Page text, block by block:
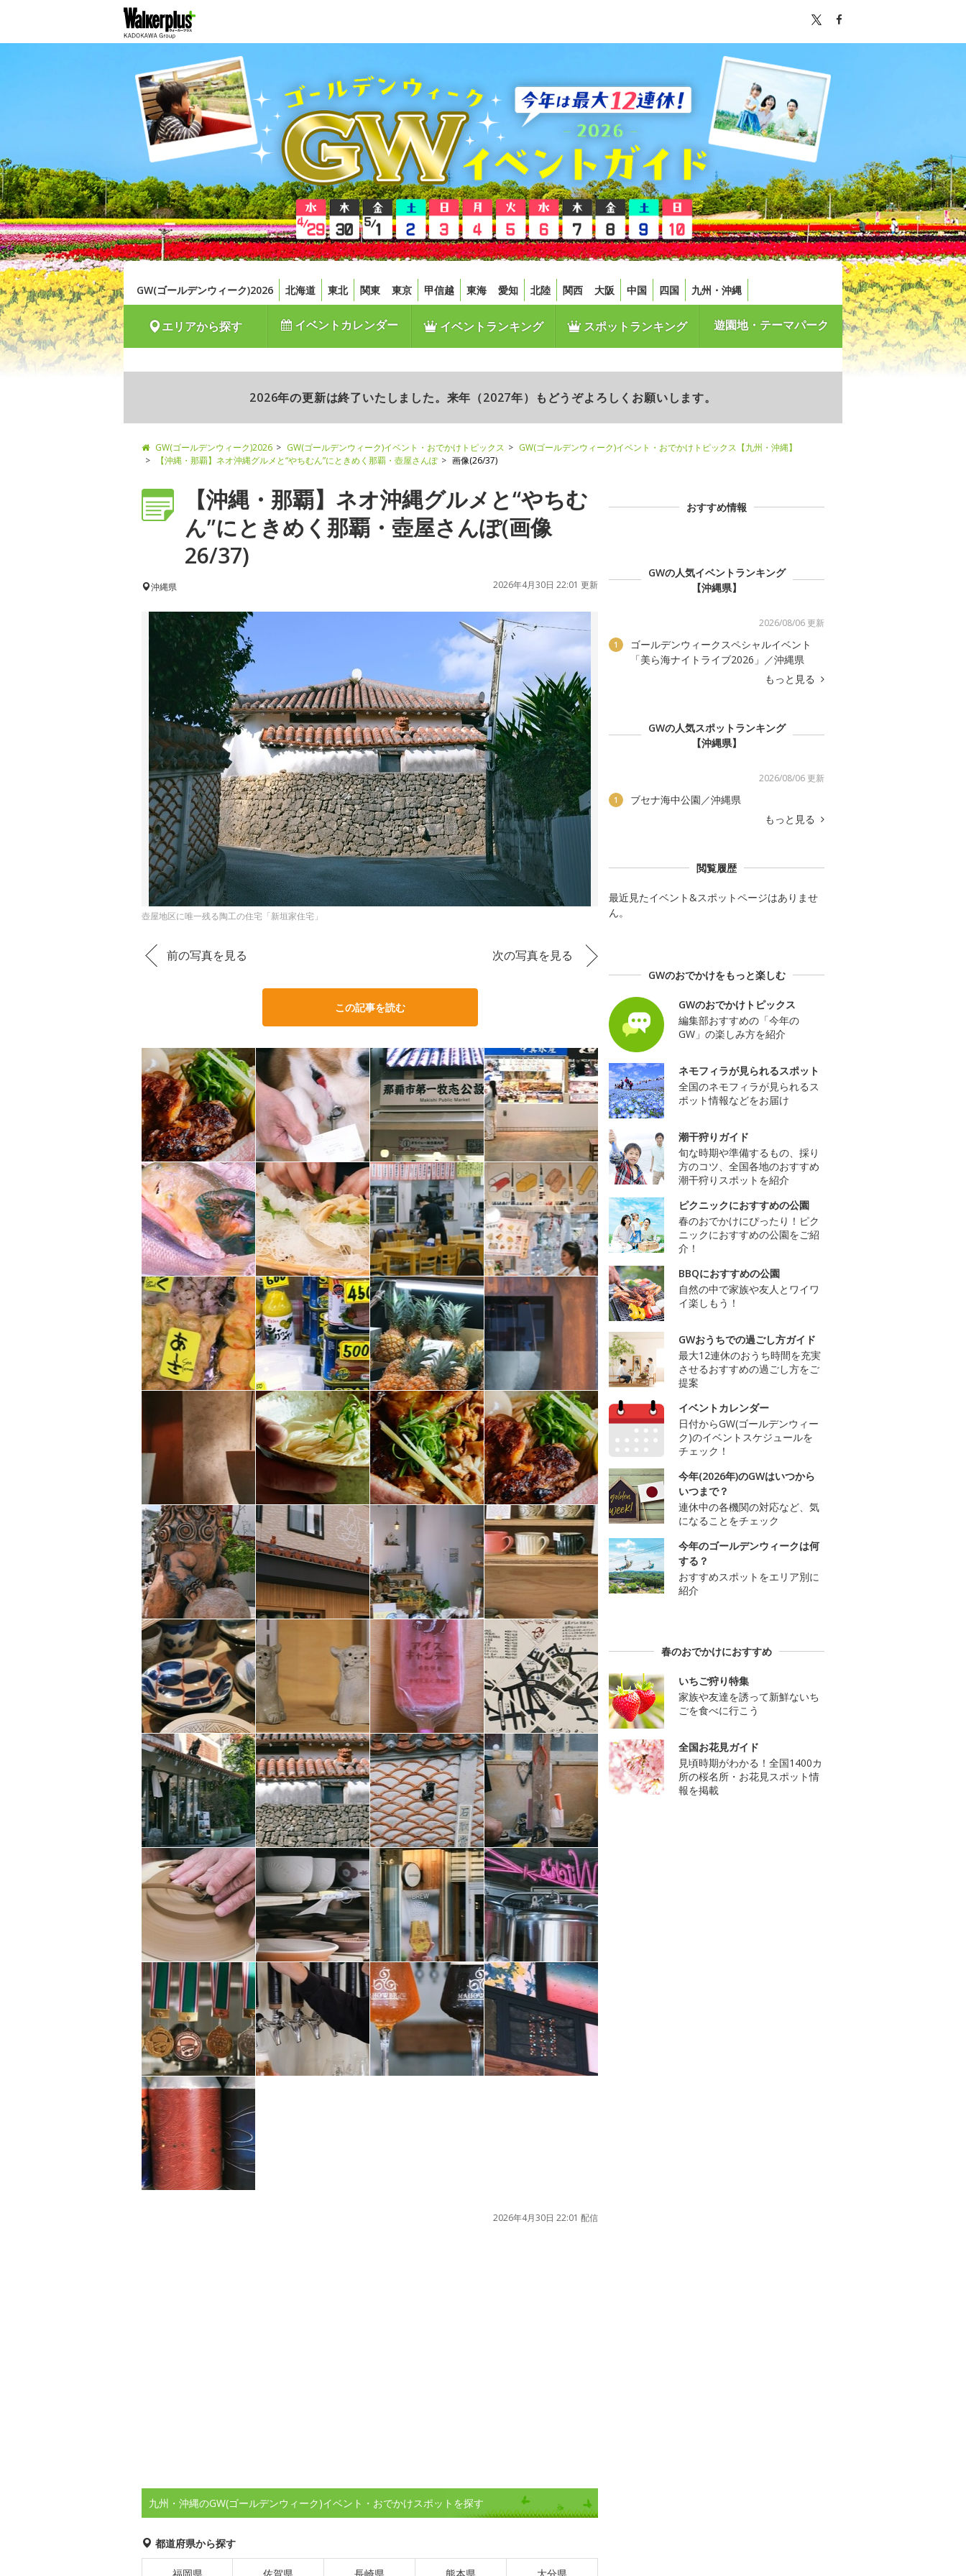
GW(ゴールデンウィーク)2026 北海道 東北 関東 東京 甲信越 東海 愛知 北陸 関西 大阪 中国 四国 九州・沖縄
エリアから探す イベントカレンダー イベントランキング スポットランキング 遊園地・テーマパーク
2026年の更新は終了いたしました。来年（2027年）もどうぞよろしくお願いします。
GW(ゴールデンウィーク)2026 GW(ゴールデンウィーク)イベント・おでかけトピックス
GW(ゴールデンウィーク)イベント・おでかけトピックス【九州・沖縄】
【沖縄・那覇】ネオ沖縄グルメと“やちむん”にときめく那覇・壺屋さんぽ
画像(26/37)
【沖縄・那覇】ネオ沖縄グルメと“やちむ
ん”にときめく那覇・壺屋さんぽ(画像
26/37)
沖縄県 2026年4月30日 22:01 更新
壺屋地区に唯一残る陶工の住宅「新垣家住宅」
前の写真を見る 次の写真を見る
この記事を読む
2026年4月30日 22:01 配信
九州・沖縄のGW(ゴールデンウィーク)イベント・おでかけスポットを探す
都道府県から探す
おすすめ情報
GWの人気イベントランキング
【沖縄県】
2026/08/06 更新
1
ゴールデンウィークスペシャルイベント
「美ら海ナイトライブ2026」／沖縄県
もっと見る
GWの人気スポットランキング
【沖縄県】
2026/08/06 更新
1
ブセナ海中公園／沖縄県
もっと見る
閲覧履歴
最近見たイベント&スポットページはありませ
ん。
GWのおでかけをもっと楽しむ
GWのおでかけトピックス
編集部おすすめの「今年の
GW」の楽しみ方を紹介
ネモフィラが見られるスポット
全国のネモフィラが見られるス
ポット情報などをお届け
潮干狩りガイド
旬な時期や準備するもの、採り
方のコツ、全国各地のおすすめ
潮干狩りスポットを紹介
ピクニックにおすすめの公園
春のおでかけにぴったり！ピク
ニックにおすすめの公園をご紹
介！
BBQにおすすめの公園
自然の中で家族や友人とワイワ
イ楽しもう！
GWおうちでの過ごし方ガイド
最大12連休のおうち時間を充実
させるおすすめの過ごし方をご
提案
イベントカレンダー
日付からGW(ゴールデンウィー
ク)のイベントスケジュールを
チェック！
今年(2026年)のGWはいつから
いつまで？
連休中の各機関の対応など、気
になることをチェック
今年のゴールデンウィークは何
する？
おすすめスポットをエリア別に
紹介
春のおでかけにおすすめ
いちご狩り特集
家族や友達を誘って新鮮ないち
ごを食べに行こう
全国お花見ガイド
見頃時期がわかる！全国1400カ
所の桜名所・お花見スポット情
報を掲載